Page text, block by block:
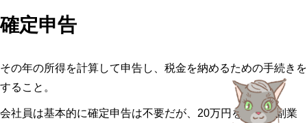
確定申告
その年の所得を計算して申告し、税金を納めるための手続きを
すること。
会社員は基本的に確定申告は不要だが、20万円を超える副業